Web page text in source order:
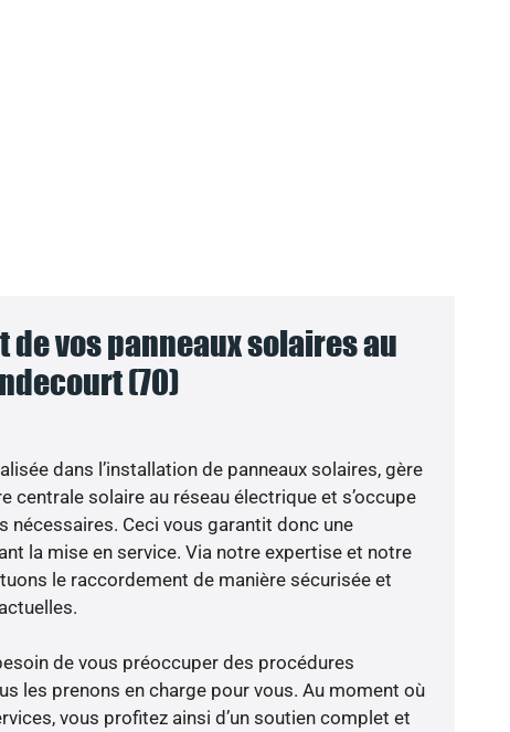
de vos panneaux solaires au
(70)
dans l’installation de panneaux solaires, gère
centrale solaire au réseau électrique et s’occupe
nécessaires. Ceci vous garantit donc une
la mise en service. Via notre expertise et notre
le raccordement de manière sécurisée et
de vous préoccuper des procédures
les prenons en charge pour vous. Au moment où
vous profitez ainsi d’un soutien complet et